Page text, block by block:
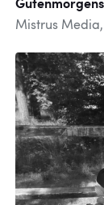
Mistrus Media,